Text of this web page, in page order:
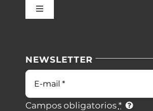
Blog
Contacto
Toggle
Condiciones de uso
Ley de cookies
NEWSLETTER
Correo
electrónico
Campos obligatorios *